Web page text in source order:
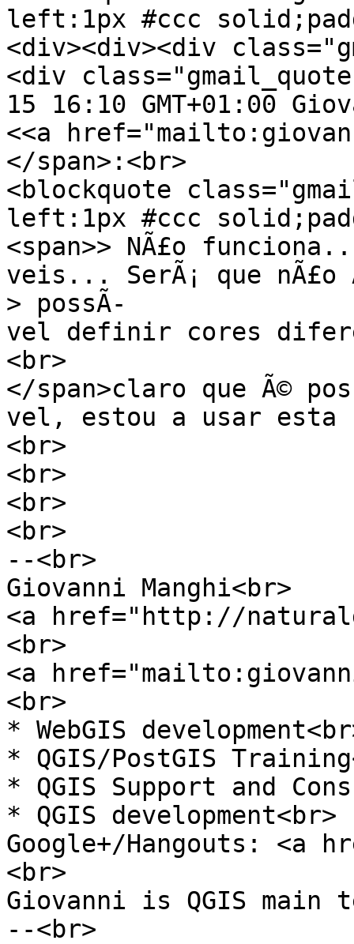
left:1px #ccc
<div><div><div
<div
15 16:10 GMT+01:00
<<a
</span>:<br>
<blockquote
left:1px #ccc
<span>> NÃ£o
veis... SerÃ¡ que nÃ£o
> possÃ­
vel definir cores
<br>
</span>claro que Ã©
vel, estou a usar esta
<br>
<br>
<br>
<br>
--<br>
Giovanni Manghi<br>
<a href="http://
<br>
<a
<br>
* WebGIS
* QGIS/PostGIS
* QGIS Support and
* QGIS development<br>
Google+/Hangouts: <a
<br>
Giovanni is QGIS main
--<br>